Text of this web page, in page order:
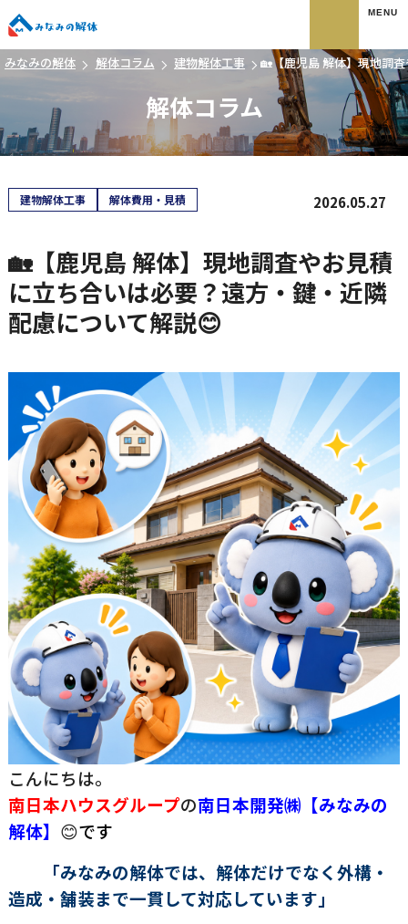
みなみの解体 解体コラム 建物解体工事 🏡【鹿児島 解体】現地調
解体コラム
建物解体工事 解体費用・見積 2026.05.27
🏡【鹿児島 解体】現地調査やお見積
に立ち合いは必要？遠方・鍵・近隣
配慮について解説😊
こんにちは。
南日本ハウスグループの南日本開発㈱【みなみの
解体】 😊です
「みなみの解体では、解体だけでなく外構・
造成・舗装まで一貫して対応しています」